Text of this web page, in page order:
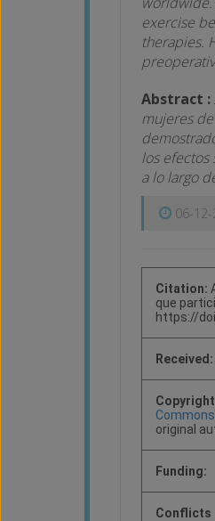
exercise
therapies.
Abstract :
mujeres
los efectos
a lo largo
06-
Citation:
que
https://
Received:
original
Funding:
Conflicts